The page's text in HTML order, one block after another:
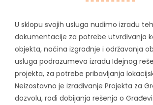
U sklopu svojih usluga nudimo izradu
dokumentacije za potrebe utvrđivanja
objekta, načina izgradnje i održavanja
usluga podrazumeva izradu Idejnog
projekta, za potrebe pribavljanja
Neizostavno je izrađivanje Projekta za
dozvolu, radi dobijanja rešenja o